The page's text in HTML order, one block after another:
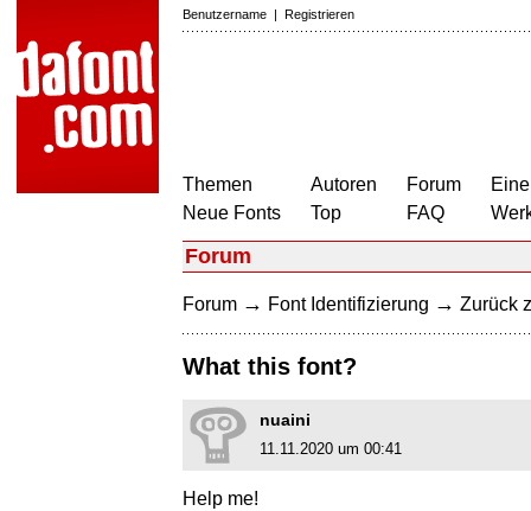
Benutzername | Registrieren
Themen
Neue Fonts
Autoren
Top
Forum
FAQ
Forum
Forum → Font Identifizierung → Zurück
What this font?
nuaini
11.11.2020 um 00:41
Help me!